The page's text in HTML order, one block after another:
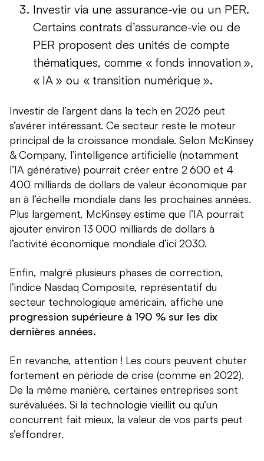
Investir via une assurance-vie ou un PER.
Certains contrats d’assurance-vie ou de
PER proposent des unités de compte
thématiques, comme « fonds innovation »,
« IA » ou « transition numérique ».
Investir de l’argent dans la tech en 2026 peut
s’avérer intéressant. Ce secteur reste le moteur
principal de la croissance mondiale. Selon McKinsey
& Company, l’intelligence artificielle (notamment
l’IA générative) pourrait créer entre 2 600 et 4
400 milliards de dollars de valeur économique par
an à l’échelle mondiale dans les prochaines années.
Plus largement, McKinsey estime que l’IA pourrait
ajouter environ 13 000 milliards de dollars à
l’activité économique mondiale d’ici 2030.
Enfin, malgré plusieurs phases de correction,
l’indice Nasdaq Composite, représentatif du
secteur technologique américain, affiche une
progression supérieure à 190 % sur les dix
dernières années.
En revanche, attention ! Les cours peuvent chuter
fortement en période de crise (comme en 2022).
De la même manière, certaines entreprises sont
surévaluées. Si la technologie vieillit ou qu’un
concurrent fait mieux, la valeur de vos parts peut
s’effondrer.